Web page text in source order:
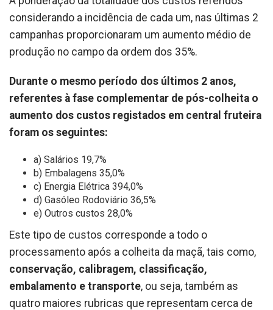
considerando a incidência de cada um, nas últimas 2
campanhas proporcionaram um aumento médio de
produção no campo da ordem dos 35%.
Durante o mesmo período dos últimos 2 anos,
referentes à fase complementar de pós-colheita o
aumento dos custos registados em central fruteira
foram os seguintes:
a) Salários 19,7%
b) Embalagens 35,0%
c) Energia Elétrica 394,0%
d) Gasóleo Rodoviário 36,5%
e) Outros custos 28,0%
Este tipo de custos corresponde a todo o
processamento após a colheita da maçã, tais como,
conservação, calibragem, classificação,
embalamento e transporte, ou seja, também as
quatro maiores rubricas que representam cerca de